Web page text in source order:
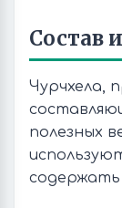
Состав
Чурчхела,
полезных
содержать